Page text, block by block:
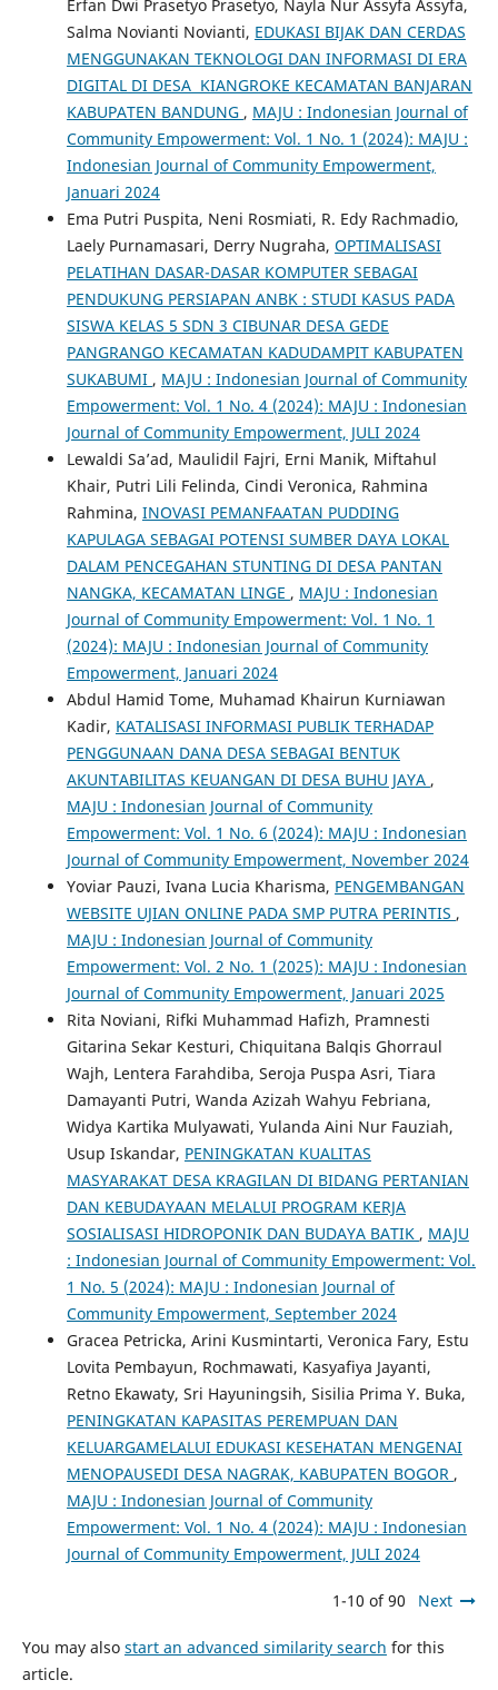
Erfan Dwi Prasetyo Prasetyo, Nayla Nur Assyfa Assyfa,
Salma Novianti Novianti, EDUKASI BIJAK DAN CERDAS
MENGGUNAKAN TEKNOLOGI DAN INFORMASI DI ERA
DIGITAL DI DESA KIANGROKE KECAMATAN BANJARAN
KABUPATEN BANDUNG , MAJU : Indonesian Journal of
Community Empowerment: Vol. 1 No. 1 (2024): MAJU :
Indonesian Journal of Community Empowerment,
Januari 2024
Ema Putri Puspita, Neni Rosmiati, R. Edy Rachmadio,
Laely Purnamasari, Derry Nugraha, OPTIMALISASI
PELATIHAN DASAR-DASAR KOMPUTER SEBAGAI
PENDUKUNG PERSIAPAN ANBK : STUDI KASUS PADA
SISWA KELAS 5 SDN 3 CIBUNAR DESA GEDE
PANGRANGO KECAMATAN KADUDAMPIT KABUPATEN
SUKABUMI , MAJU : Indonesian Journal of Community
Empowerment: Vol. 1 No. 4 (2024): MAJU : Indonesian
Journal of Community Empowerment, JULI 2024
Lewaldi Sa’ad, Maulidil Fajri, Erni Manik, Miftahul
Khair, Putri Lili Felinda, Cindi Veronica, Rahmina
Rahmina, INOVASI PEMANFAATAN PUDDING
KAPULAGA SEBAGAI POTENSI SUMBER DAYA LOKAL
DALAM PENCEGAHAN STUNTING DI DESA PANTAN
NANGKA, KECAMATAN LINGE , MAJU : Indonesian
Journal of Community Empowerment: Vol. 1 No. 1
(2024): MAJU : Indonesian Journal of Community
Empowerment, Januari 2024
Abdul Hamid Tome, Muhamad Khairun Kurniawan
Kadir, KATALISASI INFORMASI PUBLIK TERHADAP
PENGGUNAAN DANA DESA SEBAGAI BENTUK
AKUNTABILITAS KEUANGAN DI DESA BUHU JAYA ,
MAJU : Indonesian Journal of Community
Empowerment: Vol. 1 No. 6 (2024): MAJU : Indonesian
Journal of Community Empowerment, November 2024
Yoviar Pauzi, Ivana Lucia Kharisma, PENGEMBANGAN
WEBSITE UJIAN ONLINE PADA SMP PUTRA PERINTIS ,
MAJU : Indonesian Journal of Community
Empowerment: Vol. 2 No. 1 (2025): MAJU : Indonesian
Journal of Community Empowerment, Januari 2025
Rita Noviani, Rifki Muhammad Hafizh, Pramnesti
Gitarina Sekar Kesturi, Chiquitana Balqis Ghorraul
Wajh, Lentera Farahdiba, Seroja Puspa Asri, Tiara
Damayanti Putri, Wanda Azizah Wahyu Febriana,
Widya Kartika Mulyawati, Yulanda Aini Nur Fauziah,
Usup Iskandar, PENINGKATAN KUALITAS
MASYARAKAT DESA KRAGILAN DI BIDANG PERTANIAN
DAN KEBUDAYAAN MELALUI PROGRAM KERJA
SOSIALISASI HIDROPONIK DAN BUDAYA BATIK , MAJU
: Indonesian Journal of Community Empowerment: Vol.
1 No. 5 (2024): MAJU : Indonesian Journal of
Community Empowerment, September 2024
Gracea Petricka, Arini Kusmintarti, Veronica Fary, Estu
Lovita Pembayun, Rochmawati, Kasyafiya Jayanti,
Retno Ekawaty, Sri Hayuningsih, Sisilia Prima Y. Buka,
PENINGKATAN KAPASITAS PEREMPUAN DAN
KELUARGAMELALUI EDUKASI KESEHATAN MENGENAI
MENOPAUSEDI DESA NAGRAK, KABUPATEN BOGOR ,
MAJU : Indonesian Journal of Community
Empowerment: Vol. 1 No. 4 (2024): MAJU : Indonesian
Journal of Community Empowerment, JULI 2024
1-10 of 90 Next
You may also start an advanced similarity search for this
article.